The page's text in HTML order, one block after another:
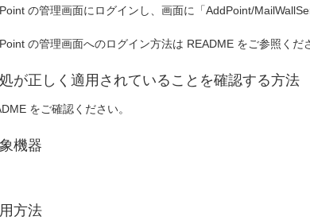
の管理画面にログインし、画面に「AddPoint/
の管理画面へのログイン方法は README をご参照くだ
が正しく適用されていることを確認する方法
をご確認ください。
機器
方法